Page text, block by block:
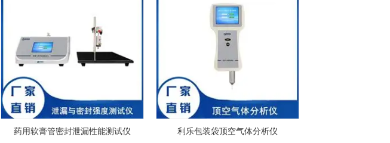
药用软膏管密封泄漏性能测试仪 利乐包装袋顶空气体分析仪